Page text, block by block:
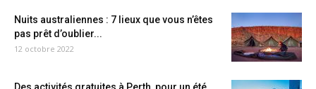
Nuits australiennes : 7 lieux que vous n’êtes
pas prêt d’oublier...
12 octobre 2022